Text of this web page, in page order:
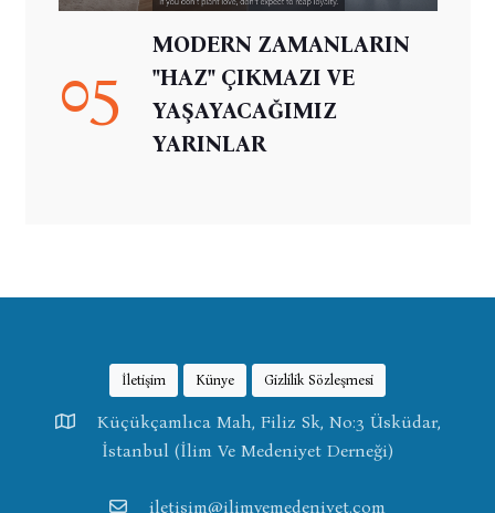
05
MODERN ZAMANLARIN
"HAZ" ÇIKMAZI VE
YAŞAYACAĞIMIZ
YARINLAR
İletişim Künye Gizlilik Sözleşmesi
Küçükçamlıca Mah, Filiz Sk, No:3 Üsküdar,
İstanbul (İlim Ve Medeniyet Derneği)
iletisim@ilimvemedeniyet.com